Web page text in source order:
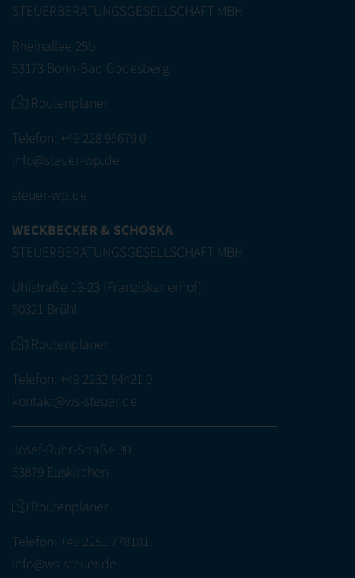
STEUERBERATUNGSGESELLSCHAFT MBH
Rheinallee 25b
53173 Bonn-Bad Godesberg
Routenplaner
Telefon: +49 228 95679 0
info@steuer-wp.de
steuer-wp.de
WECKBECKER & SCHOSKA
STEUERBERATUNGSGESELLSCHAFT MBH
Uhlstraße 19-23 (Franziskanerhof)
50321 Brühl
Routenplaner
Telefon: +49 2232 94421 0
kontakt@ws-steuer.de
Josef-Ruhr-Straße 30
53879 Euskirchen
Routenplaner
Telefon: +49 2251 778181
info@ws-steuer.de